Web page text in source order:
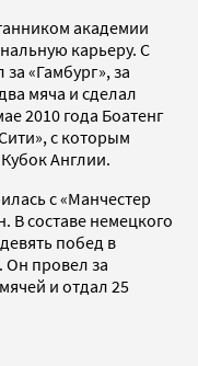
академии
карьеру. С
«Гамбург», за
мяча и сделал
2010 года Боатенг
с которым
Англии.
с «Манчестер
В составе немецкого
побед в
Он провел за
и отдал 25